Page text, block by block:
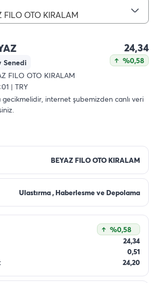
FILO OTO KIRALAM
Senedi
FILO OTO KIRALAM
24,34
%0,58
| TRY
gecikmelidir, internet şubemizden canlı veri
BEYAZ FILO OTO KIRALAM
Ulastırma , Haberlesme ve Depolama
%0,58
24,34
0,51
24,20